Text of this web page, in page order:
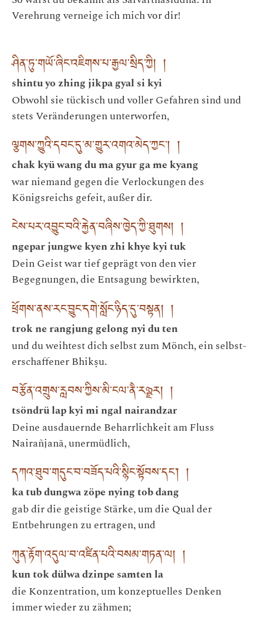
Verehrung verneige ich mich vor dir!
ཤིན་ཏུ་གཡོ་ཞིང་འཇིགས་པ་རྒྱལ་སྲིད་ཀྱི། །
shintu yo zhing jikpa gyal si kyi
Obwohl sie tückisch und voller Gefahren sind und
stets Veränderungen unterworfen,
ལྕགས་ཀྱུའི་དབང་དུ་མ་གྱུར་འགའ་མེད་ཀྱང། །
chak kyü wang du ma gyur ga me kyang
war niemand gegen die Verlockungen des
Königsreichs gefeit, außer dir.
ངེས་པར་འབྱུང་བའི་རྐྱེན་བཞིས་ཁྱེད་ཀྱི་ཐུགས། །
ngepar jungwe kyen zhi khye kyi tuk
Dein Geist war tief geprägt von den vier
Begegnungen, die Entsagung bewirkten,
ཕྲོགས་ནས་རང་བྱུང་དགེ་སློང་ཉིད་དུ་བསྟན། །
trok ne rangjung gelong nyi du ten
und du weihtest dich selbst zum Mönch, ein selbst-
erschaffener Bhikṣu.
བརྩོན་འགྲུས་རླབས་ཀྱིས་མི་ངལ་ནཻ་རཉྫར། །
tsöndrü lap kyi mi ngal nairandzar
Deine ausdauernde Beharrlichkeit am Fluss
Nairañjanā, unermüdlich,
དཀའ་ཐུབ་གདུང་བ་བཟོད་པའི་སྙིང་སྟོབས་དང་། །
ka tub dungwa zöpe nying tob dang
gab dir die geistige Stärke, um die Qual der
Entbehrungen zu ertragen, und
ཀུན་རྟོག་འདུལ་བ་འཛིན་པའི་བསམ་གཏན་ལ། །
kun tok dülwa dzinpe samten la
die Konzentration, um konzeptuelles Denken
immer wieder zu zähmen;